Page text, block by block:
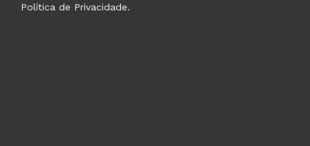
Política de Privacidade.